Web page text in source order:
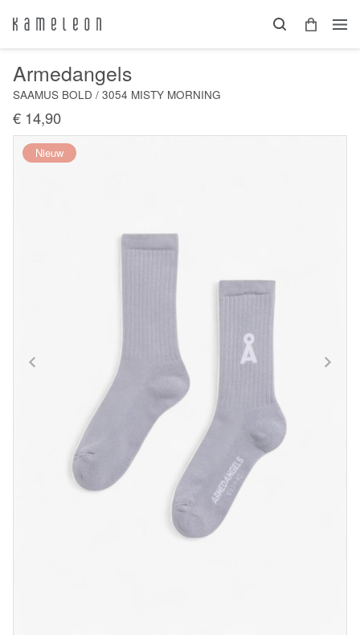
Armedangels
SAAMUS BOLD / 3054 MISTY MORNING
€ 14,90
Nieuw